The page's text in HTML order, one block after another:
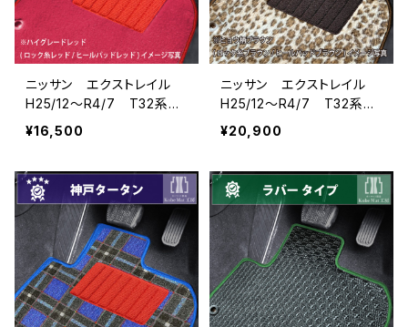
ニッサン エクストレイル
H25/12〜R4/7 T32系
5人乗 フロアマット一式
カーマット ハイグレードタ
¥16,500
ニッサン エクストレイル
H25/12〜R4/7 T32系
5人乗 フロアマット一式
カーマット スペシャルタイ
¥20,900